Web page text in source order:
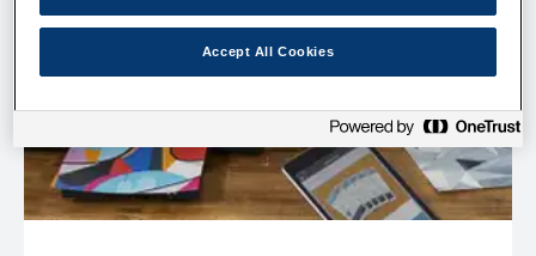
Accept All Cookies